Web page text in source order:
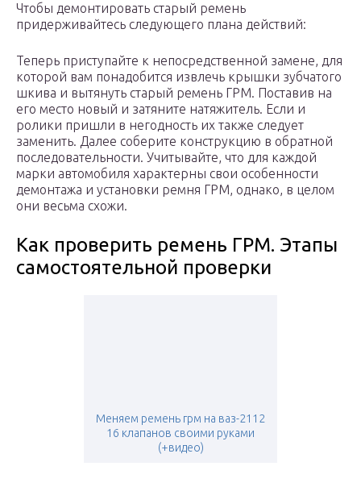
Чтобы демонтировать старый ремень
придерживайтесь следующего плана действий:
Теперь приступайте к непосредственной замене, для
которой вам понадобится извлечь крышки зубчатого
шкива и вытянуть старый ремень ГРМ. Поставив на
его место новый и затяните натяжитель. Если и
ролики пришли в негодность их также следует
заменить. Далее соберите конструкцию в обратной
последовательности. Учитывайте, что для каждой
марки автомобиля характерны свои особенности
демонтажа и установки ремня ГРМ, однако, в целом
они весьма схожи.
Как проверить ремень ГРМ. Этапы
самостоятельной проверки
Меняем ремень грм на ваз-2112
16 клапанов своими руками
(+видео)